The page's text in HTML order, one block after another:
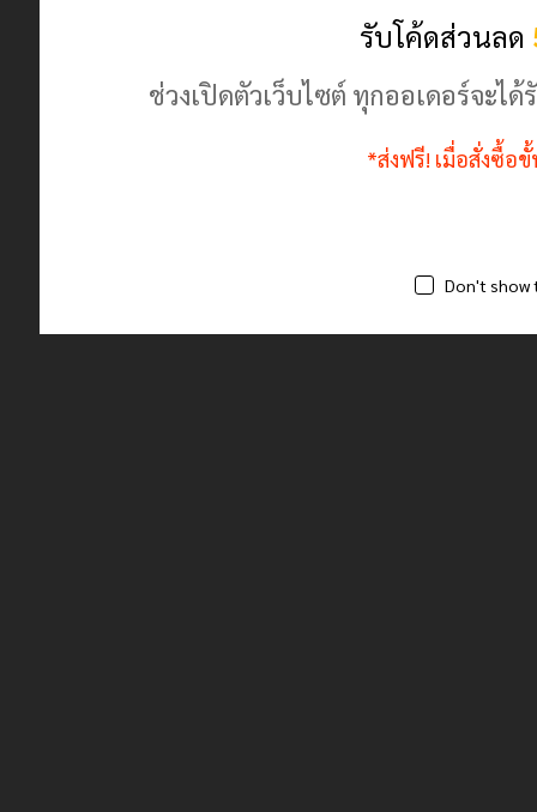
รับโค้ดส่วนลด
ช่วงเปิดตัวเว็บไซต์ ทุกออเดอร์จะไ
*ส่งฟรี! เมื่อสั่งซื้อ
Don't show